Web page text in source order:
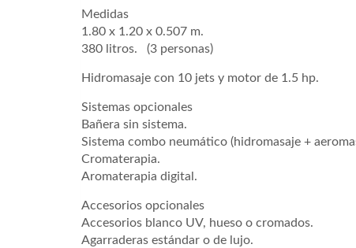
Medidas
1.80 x 1.20 x 0.507 m.
380 litros. (3 personas)
Hidromasaje con 10 jets y motor de 1.5 hp.
Sistemas opcionales
Bañera sin sistema.
Sistema combo neumático (hidromasaje +
Cromaterapia.
Aromaterapia digital.
Accesorios opcionales
Accesorios blanco UV, hueso o cromados.
Agarraderas estándar o de lujo.